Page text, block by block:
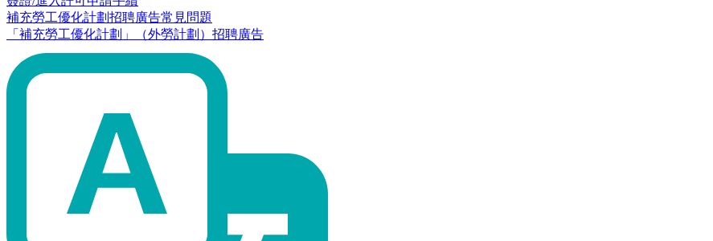
補充勞工優化計劃招聘廣告常見問題
「補充勞工優化計劃」（外勞計劃）招聘廣告